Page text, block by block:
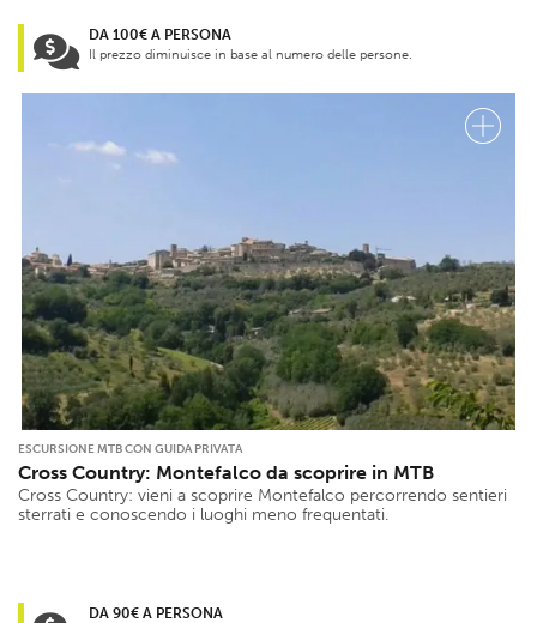
DA 100€ A PERSONA
Il prezzo diminuisce in base al numero delle persone.
ESCURSIONE MTB CON GUIDA PRIVATA
Cross Country: Montefalco da scoprire in MTB
Cross Country: vieni a scoprire Montefalco percorrendo sentieri
sterrati e conoscendo i luoghi meno frequentati.
DA 90€ A PERSONA